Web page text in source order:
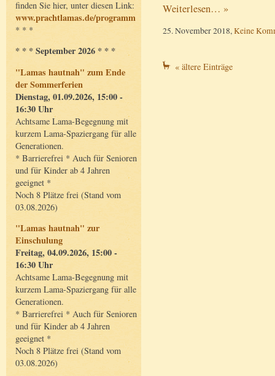
finden Sie hier, unter diesen Link:
www.prachtlamas.de/programm
* * *
* * * September 2026 * * *
"Lamas hautnah" zum Ende
der Sommerferien
Dienstag, 01.09.2026, 15:00 -
16:30 Uhr
Achtsame Lama-Begegnung mit
kurzem Lama-Spaziergang für alle
Generationen.
* Barrierefrei * Auch für Senioren
und für Kinder ab 4 Jahren
geeignet *
Noch 8 Plätze frei (Stand vom
03.08.2026)
"Lamas hautnah" zur
Einschulung
Freitag, 04.09.2026, 15:00 -
16:30 Uhr
Achtsame Lama-Begegnung mit
kurzem Lama-Spaziergang für alle
Generationen.
* Barrierefrei * Auch für Senioren
und für Kinder ab 4 Jahren
geeignet *
Noch 8 Plätze frei (Stand vom
03.08.2026)
Weiterlesen… »
25. November 2018,Keine
« ältere Einträge